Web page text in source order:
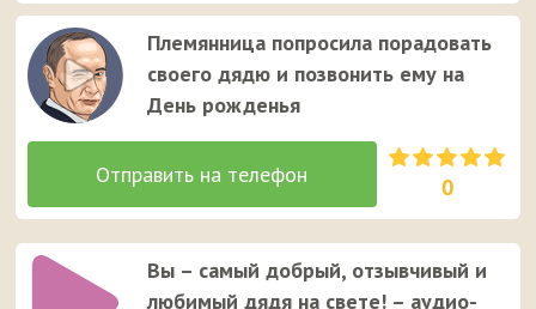
Племянница попросила порадовать
своего дядю и позвонить ему на
День рожденья
0
Вы – самый добрый, отзывчивый и
любимый дядя на свете! – аудио-